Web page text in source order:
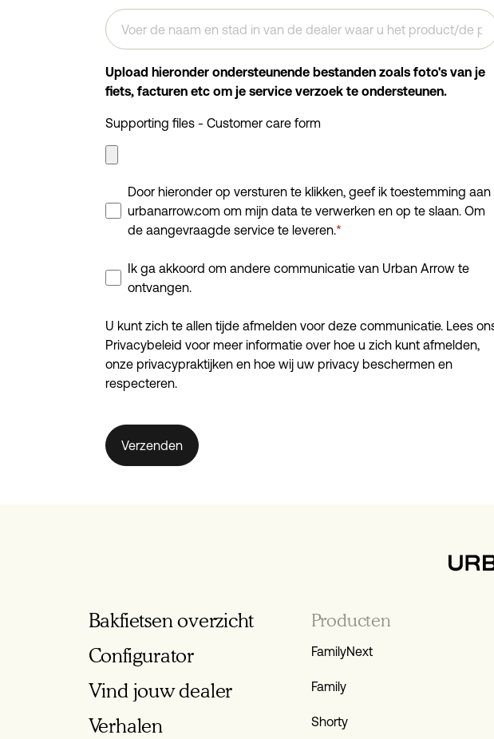
Upload hieronder ondersteunende bestanden zoals foto's van je
fiets, facturen etc om je service verzoek te ondersteunen.
Supporting files - Customer care form
Door hieronder op versturen te klikken, geef ik toestemming aan
urbanarrow.com om mijn data te verwerken en op te slaan. Om
de aangevraagde service te leveren.*
Ik ga akkoord om andere communicatie van Urban Arrow te
ontvangen.
U kunt zich te allen tijde afmelden voor deze communicatie. Lees
Privacybeleid voor meer informatie over hoe u zich kunt afmelden,
onze privacypraktijken en hoe wij uw privacy beschermen en
respecteren.
Bakfietsen overzicht
Configurator
Vind jouw dealer
Verhalen
Producten
FamilyNext
Family
Shorty